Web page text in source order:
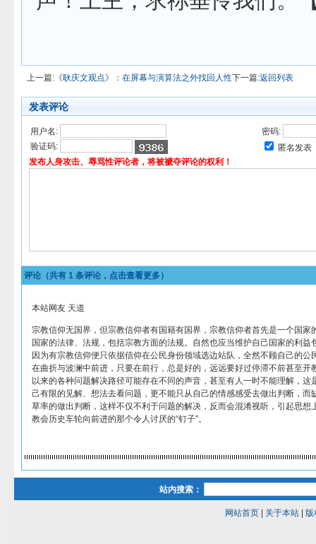
上一篇: 《耿庆文观点》：在屏幕与演算法之外找回人性下一篇:返回列表
发表评论
用户名:
密码:
验证码:
匿名发表
发布人身攻击、辱骂性评论者，将被褫夺评论的权利！
评论（共有 1 条评论，点击查看更多）
本站网友 天道
宗教信仰无国界，但宗教信仰者有国籍有国界，宗教信仰者首先是一个国家
国家的法律、法规，包括宗教方面的法规。自然也应当维护自己国家的利益
因为有宗教信仰便只依据信仰在公民身份领域选边站队，全然不顾自己的公
在曲折与波澜中前进，只要在前行，总是好的，远远要好过停滞不前甚至开
以来的各种问题解决路径可能存在不同的声音，甚至有人一时不能理解，这
己有限的见解、想法去看问题，更不能只从自己的情感感受去做出判断，而
草率的做出判断，这样不仅不利于问题的解决，反而会混淆视听，引起思想
教会历史车轮向前进的那个令人讨厌的“钉子”。
站内搜索：
网站首页| 关于本站| 版